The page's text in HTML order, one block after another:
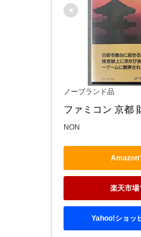
ノーブランド品
ファミコン 京都
NON
Amazon
楽天市場
Yahoo!ショッ